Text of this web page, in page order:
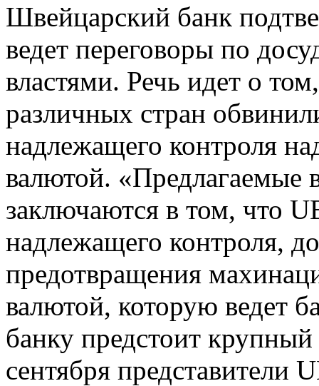
Швейцарский банк
ведет переговоры по
властями. Речь идет о
различных стран
надлежащего контроля
валютой. «Предлагаемые
заключаются в том, что
надлежащего контроля,
предотвращения
валютой, которую ведет
банку предстоит
сентября представители